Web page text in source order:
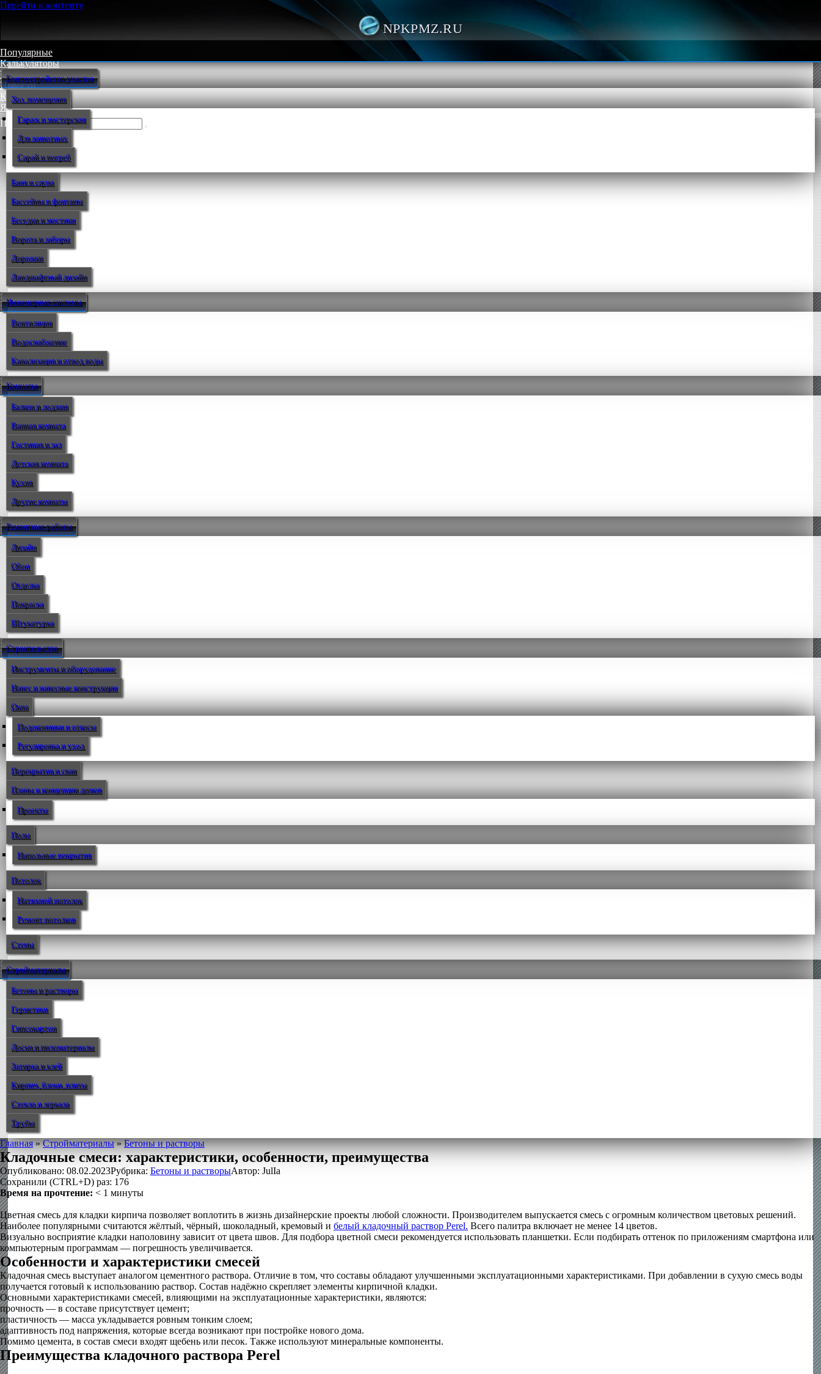
Перейти к контенту
NPKPMZ.RU
Популярные
Калькуляторы
Мастер-классы
Новости
Контакт
Языки
Поиск:
Благоустройство участка
Хоз. помещения
Гараж и мастерская
Для животных
Сарай и погреб
Баня и сауна
Бассейны и фонтаны
Беседки и мостики
Ворота и заборы
Дорожки
Ландшафтный дизайн
Инженерные системы
Вентиляция
Водоснабжение
Канализация и отвод воды
Комнаты
Балкон и лоджия
Ванная комната
Гостиная и зал
Детская комната
Кухня
Другие комнаты
Ремонтные работы
Дизайн
Обои
Отделка
Покраска
Штукатурка
Строительство
Инструменты и оборудование
Навес и навесные конструкции
Окна
Подоконники и откосы
Регулировка и уход
Перекрытия и сваи
Планы и концепции домов
Проекты
Полы
Напольные покрытия
Потолок
Натяжной потолок
Ремонт потолков
Стены
Стройматериалы
Бетоны и растворы
Герметики
Гипсокартон
Доски и пиломатериалы
Затирка и клей
Кирпич, блоки, плиты
Стекло и зеркала
Трубы
Главная » Стройматериалы » Бетоны и растворы
Кладочные смеси: характеристики, особенности, преимущества
Опубликовано: 08.02.2023Рубрика: Бетоны и растворыАвтор: JulIa
Сохранили (CTRL+D) раз: 176
Время на прочтение: < 1 минуты
Цветная смесь для кладки кирпича позволяет воплотить в жизнь дизайнерские проекты любой сложности. Производителем выпускается смесь с огромным количеством цветовых решений.
Наиболее популярными считаются жёлтый, чёрный, шоколадный, кремовый и белый кладочный раствор Perel. Всего палитра включает не менее 14 цветов.
Визуально восприятие кладки наполовину зависит от цвета швов. Для подбора цветной смеси рекомендуется использовать планшетки. Если подбирать оттенок по приложениям смартфона или
компьютерным программам — погрешность увеличивается.
Особенности и характеристики смесей
Кладочная смесь выступает аналогом цементного раствора. Отличие в том, что составы обладают улучшенными эксплуатационными характеристиками. При добавлении в сухую смесь воды
получается готовый к использованию раствор. Состав надёжно скрепляет элементы кирпичной кладки.
Основными характеристиками смесей, влияющими на эксплуатационные характеристики, являются:
прочность — в составе присутствует цемент;
пластичность — масса укладывается ровным тонким слоем;
адаптивность под напряжения, которые всегда возникают при постройке нового дома.
Помимо цемента, в состав смеси входят щебень или песок. Также используют минеральные компоненты.
Преимущества кладочного раствора Perel